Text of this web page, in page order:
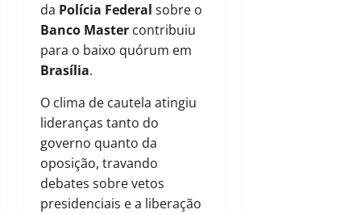
da Polícia Federal sobre o
Banco Master contribuiu
para o baixo quórum em
Brasília.
O clima de cautela atingiu
lideranças tanto do
governo quanto da
oposição, travando
debates sobre vetos
presidenciais e a liberação